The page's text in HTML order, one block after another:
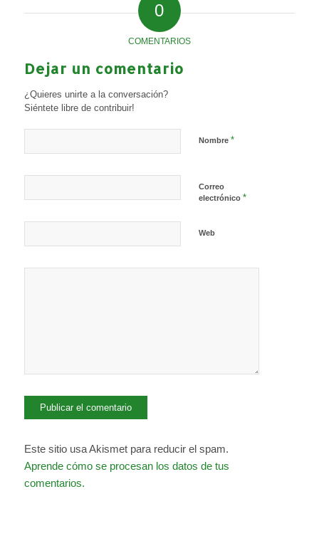
0
COMENTARIOS
Dejar un comentario
¿Quieres unirte a la conversación?
Siéntete libre de contribuir!
Nombre *
Correo
electrónico *
Web
Este sitio usa Akismet para reducir el spam.
Aprende cómo se procesan los datos de tus
comentarios.